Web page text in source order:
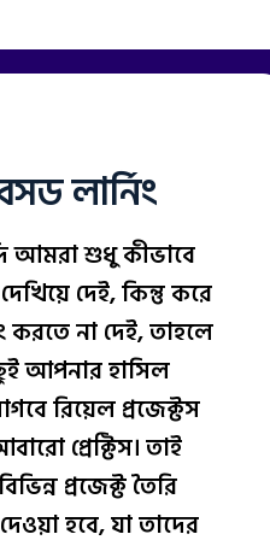
লার্নিং
আমরা শুধু কীভাবে
দেই, কিন্তু করে
করতে না দেই, তাহলে
আপনার হাসিল
রিয়েল প্রজেক্টস
প্রেক্টিস। তাই
প্রজেক্ট তৈরি
হবে, যা তাদের